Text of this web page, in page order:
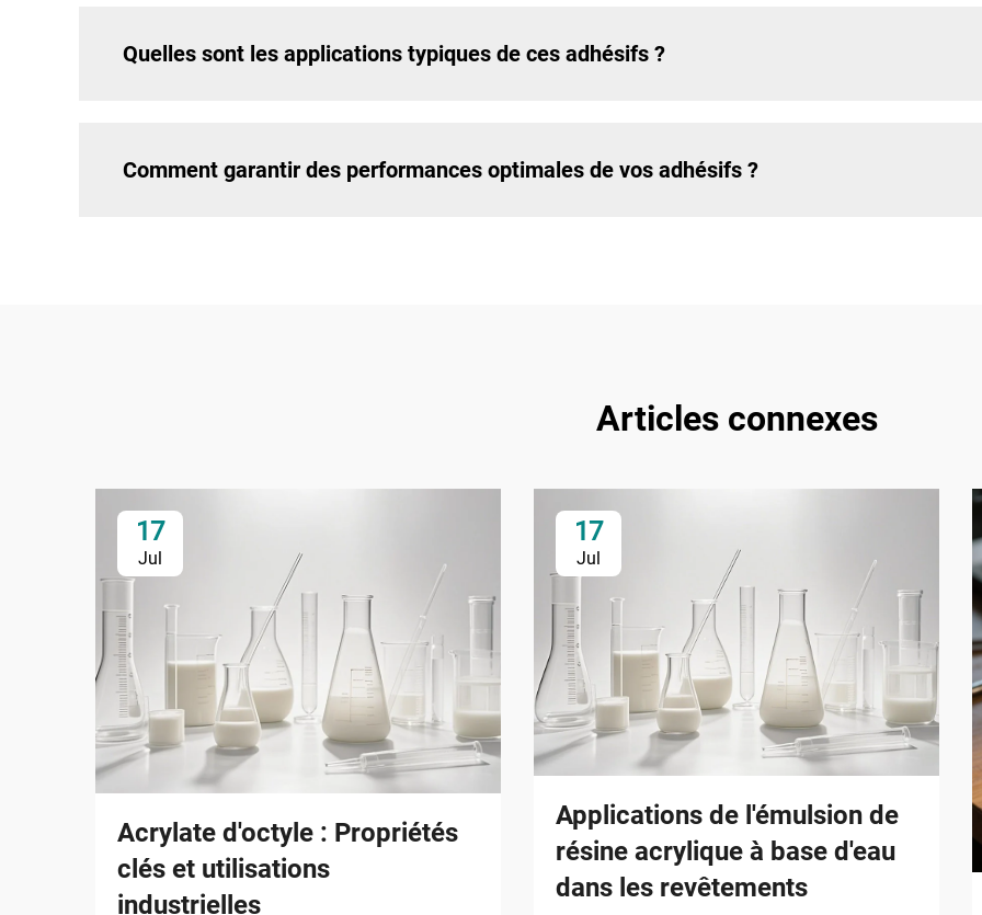
Quelles sont les applications typiques de ces adhésifs ?
Comment garantir des performances optimales de vos adhésifs ?
Articles connexes
17
Jul
Acrylate d'octyle : Propriétés
clés et utilisations
industrielles
17
Jul
Applications de l'émulsion de
résine acrylique à base d'eau
dans les revêtements